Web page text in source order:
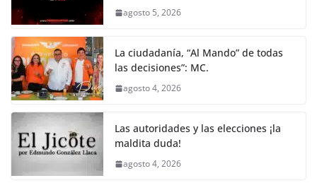
agosto 5, 2026
La ciudadanía, “Al Mando” de todas
las decisiones”: MC.
agosto 4, 2026
Las autoridades y las elecciones ¡la
maldita duda!
agosto 4, 2026